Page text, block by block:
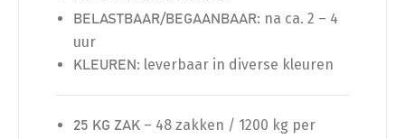
BELASTBAAR/BEGAANBAAR: na ca. 2 – 4
uur
KLEUREN: leverbaar in diverse kleuren
25 KG ZAK – 48 zakken / 1200 kg per